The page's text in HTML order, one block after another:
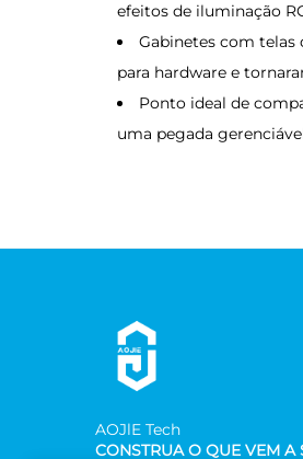
efeitos de iluminação
Gabinetes com telas
para hardware e
Ponto ideal de
uma pegada
AOJlE Tech
CONSTRUA O QUE VEM A